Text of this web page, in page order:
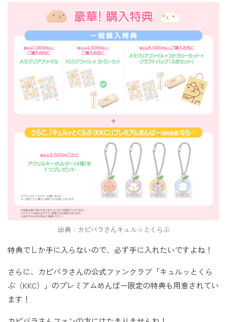
出典：カピバラさんキュルッとくらぶ
特典でしか手に入らないので、必ず手に入れたいですよね！
さらに、カピバラさんの公式ファンクラブ「キュルッとくら
ぶ（KKC）」のプレミアムめんばー限定の特典も用意されてい
ます！